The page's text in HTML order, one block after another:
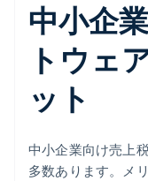
中小企
トウェ
ット
中小企業向け売上
多数あります。メ